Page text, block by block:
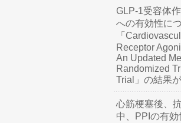
GLP-1受容体
への有効性に
「
Receptor
An Updated
Randomized
Trial」の結果
心筋梗塞後、
中、PPIの有